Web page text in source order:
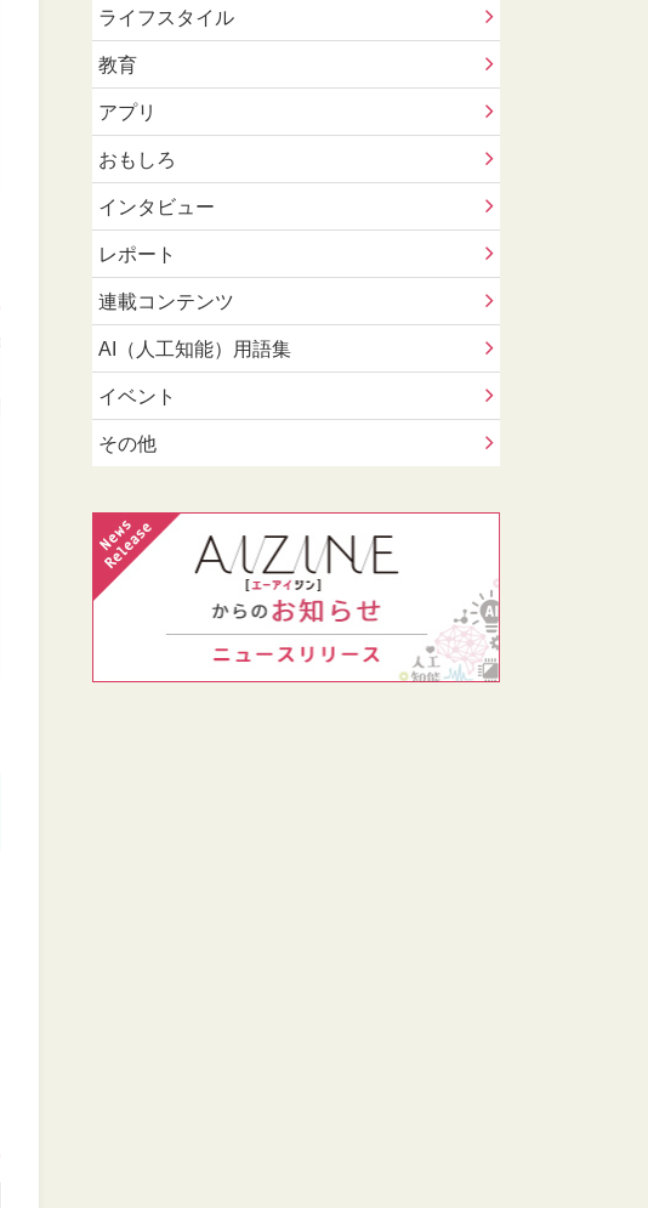
ライフスタイル
教育
アプリ
おもしろ
インタビュー
レポート
連載コンテンツ
AI（人工知能）用語集
イベント
その他